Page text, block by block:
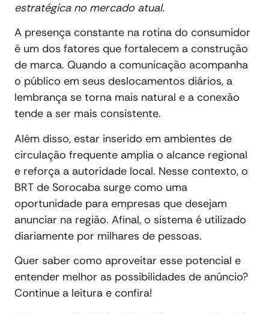
estratégica no mercado atual.
A presença constante na rotina do consumidor
é um dos fatores que fortalecem a construção
de marca. Quando a comunicação acompanha
o público em seus deslocamentos diários, a
lembrança se torna mais natural e a conexão
tende a ser mais consistente.
Além disso, estar inserido em ambientes de
circulação frequente amplia o alcance regional
e reforça a autoridade local. Nesse contexto, o
BRT de Sorocaba surge como uma
oportunidade para empresas que desejam
anunciar na região. Afinal, o sistema é utilizado
diariamente por milhares de pessoas.
Quer saber como aproveitar esse potencial e
entender melhor as possibilidades de anúncio?
Continue a leitura e confira!